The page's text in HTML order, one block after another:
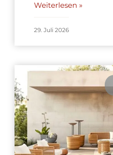
Weiterlesen »
29. Juli 2026